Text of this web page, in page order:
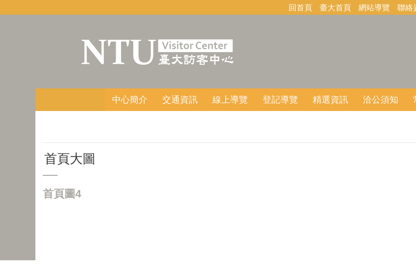
回首頁 臺大首頁 網站導覽 聯絡
中心簡介 交通資訊 線上導覽 登記導覽 精選資訊 洽公須知
首頁大圖
首頁圖4